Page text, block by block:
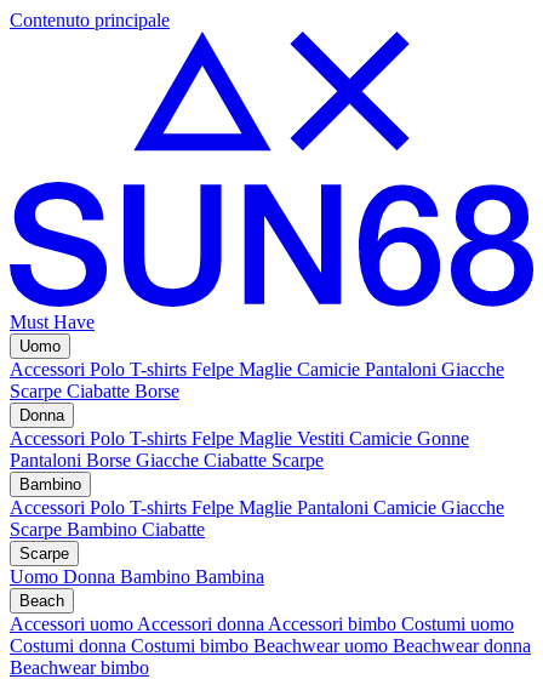
Contenuto principale
Must Have
Uomo
Accessori Polo T-shirts Felpe Maglie Camicie Pantaloni Giacche
Scarpe Ciabatte Borse
Donna
Accessori Polo T-shirts Felpe Maglie Vestiti Camicie Gonne
Pantaloni Borse Giacche Ciabatte Scarpe
Bambino
Accessori Polo T-shirts Felpe Maglie Pantaloni Camicie Giacche
Scarpe Bambino Ciabatte
Scarpe
Uomo Donna Bambino Bambina
Beach
Accessori uomo Accessori donna Accessori bimbo Costumi uomo
Costumi donna Costumi bimbo Beachwear uomo Beachwear donna
Beachwear bimbo